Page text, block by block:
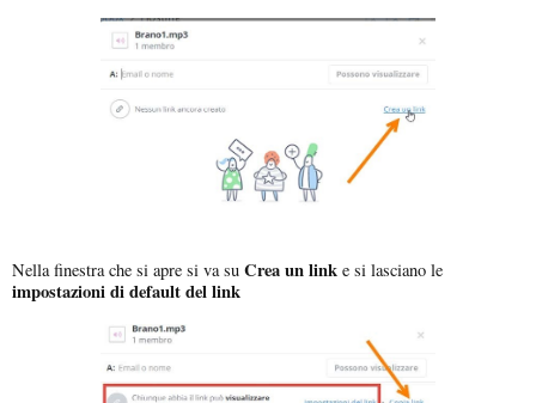
Nella finestra che si apre si va su Crea un link e si lasciano le
impostazioni di default del link